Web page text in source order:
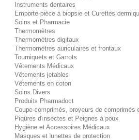
Instruments dentaires
Emporte-pièce à biopsie et Curettes
Soins et Pharmacie
Thermomètres
Thermomètres digitaux
Thermomètres auriculaires et frontaux
Tourniquets et Garrots
Vêtements Médicaux
Vêtements jetables
Vêtements en coton
Soins Divers
Produits Pharmadoct
Coupe-comprimés, broyeurs de comprimés
Piqûres d'insectes et Peignes à poux
Hygiène et Accessoires Médicaux
Masques et lunettes de protection